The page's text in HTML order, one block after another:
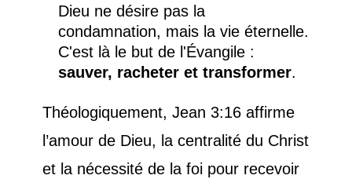
Dieu ne désire pas la
condamnation, mais la vie éternelle.
C'est là le but de l'Évangile :
sauver, racheter et transformer.
Théologiquement, Jean 3:16 affirme
l’amour de Dieu, la centralité du Christ
et la nécessité de la foi pour recevoir